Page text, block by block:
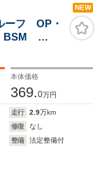
NEW
ーフ OP・
BSM
100W 社
本体価格
369.0万円
走行 2.9万km
修復
なし
整備
法定整備付